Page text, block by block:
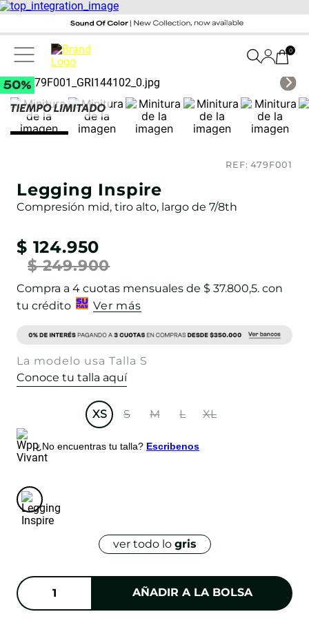
0
REF:479F001
Legging Inspire
Compresión mid, tiro alto, largo de 7/8th
$ 124.950
$ 249.900
Compra a 4 cuotas mensuales de $ 37.800,5. con
tu crédito
Ver más
La modelo usa Talla S
Conoce tu talla aquí
XS S M L XL
¿No encuentras tu talla? Escribenos
ver todo lo gris
AÑADIR A LA BOLSA